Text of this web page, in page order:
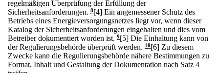
regelmäßigen Überprüfung der Erfüllung der
Sicherheitsanforderungen. 8[4] Ein angemessener Schutz des
Betriebs eines Energieversorgungsnetzes liegt vor, wenn dieser
Katalog der Sicherheitsanforderungen eingehalten und dies vom
Betreiber dokumentiert worden ist. 9[5] Die Einhaltung kann von
der Regulierungsbehörde überprüft werden. 10[6] Zu diesem
Zwecke kann die Regulierungsbehörde nähere Bestimmungen zu
Format, Inhalt und Gestaltung der Dokumentation nach Satz 4